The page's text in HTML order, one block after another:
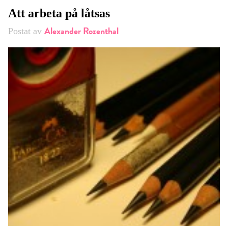
Att arbeta på låtsas
Postat av Alexander Rozenthal